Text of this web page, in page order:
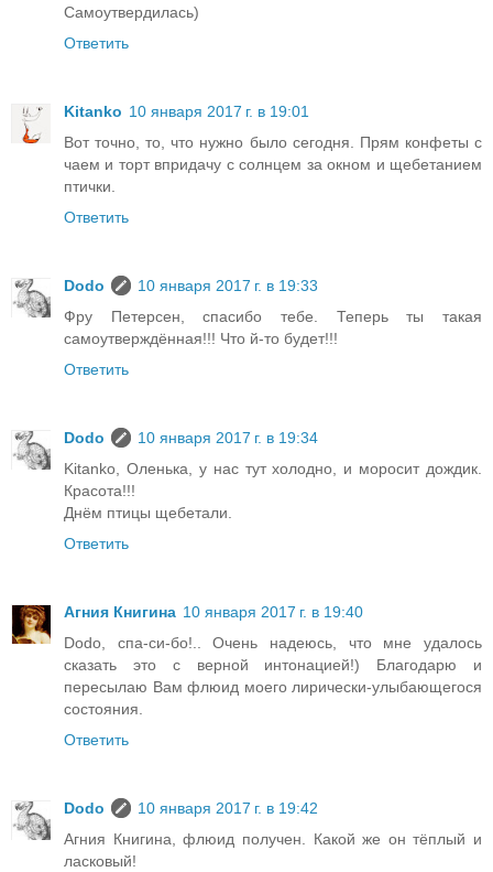
Самоутвердилась)
Ответить
Kitanko 10 января 2017 г. в 19:01
Вот точно, то, что нужно было сегодня. Прям конфеты с
чаем и торт впридачу с солнцем за окном и щебетанием
птички.
Ответить
Dodo
10 января 2017 г. в 19:33
Фру Петерсен, спасибо тебе. Теперь ты такая
самоутверждённая!!! Что й-то будет!!!
Ответить
Dodo
10 января 2017 г. в 19:34
Kitanko, Оленька, у нас тут холодно, и моросит дождик.
Красота!!!
Днём птицы щебетали.
Ответить
Агния Книгина 10 января 2017 г. в 19:40
Dodo, спа-си-бо!.. Очень надеюсь, что мне удалось
сказать это с верной интонацией!) Благодарю и
пересылаю Вам флюид моего лирически-улыбающегося
состояния.
Ответить
Dodo
10 января 2017 г. в 19:42
Агния Книгина, флюид получен. Какой же он тёплый и
ласковый!